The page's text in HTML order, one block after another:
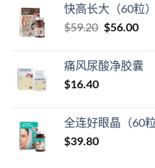
为：
$125.40。
快高长大（60粒
$59.20 原
$59.20。
$56.00当
格
痛风尿酸净胶囊
$16.40
全连好眼晶（60
$39.80